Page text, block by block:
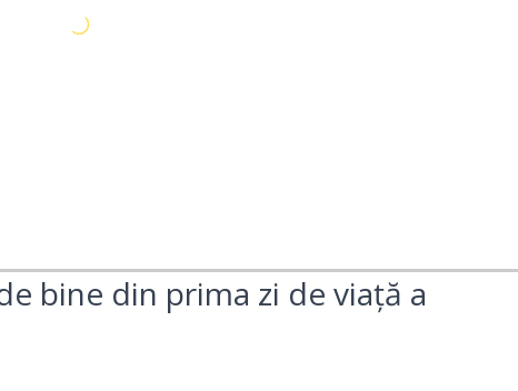
bine din prima zi de viață a